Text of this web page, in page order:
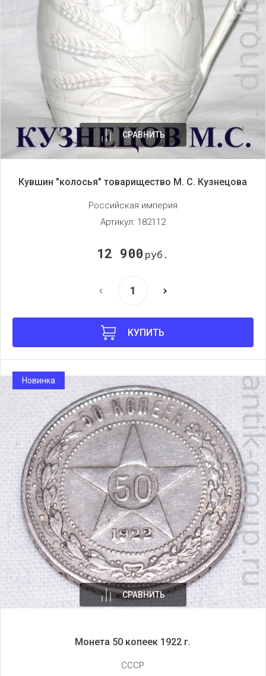
СРАВНИТЬ
Кувшин "колосья" товарищество М. С. Кузнецова
Российская империя
Артикул: 182112
12 900 руб.
КУПИТЬ
СРАВНИТЬ
Новинка
Монета 50 копеек 1922 г.
СССР